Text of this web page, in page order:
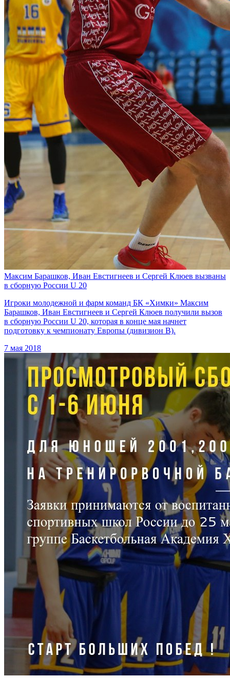
Максим Барашков, Иван Евстигнеев и Сергей Клюев вызваны
в сборную России U 20
Игроки молодежной и фарм команд БК «Химки» Максим
Барашков, Иван Евстигнеев и Сергей Клюев получили вызов
в сборную России U 20, которая в конце мая начнет
подготовку к чемпионату Европы (дивизион B).
7 мая 2018